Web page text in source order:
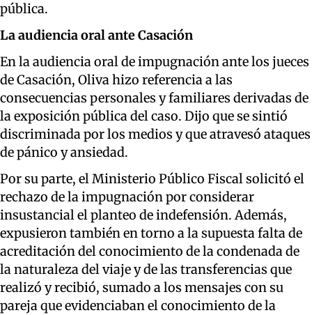
pública.
La audiencia oral ante Casación
En la audiencia oral de impugnación ante los jueces
de Casación, Oliva hizo referencia a las
consecuencias personales y familiares derivadas de
la exposición pública del caso. Dijo que se sintió
discriminada por los medios y que atravesó ataques
de pánico y ansiedad.
Por su parte, el Ministerio Público Fiscal solicitó el
rechazo de la impugnación por considerar
insustancial el planteo de indefensión. Además,
expusieron también en torno a la supuesta falta de
acreditación del conocimiento de la condenada de
la naturaleza del viaje y de las transferencias que
realizó y recibió, sumado a los mensajes con su
pareja que evidenciaban el conocimiento de la